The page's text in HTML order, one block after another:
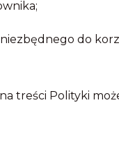
do
treści Polityki